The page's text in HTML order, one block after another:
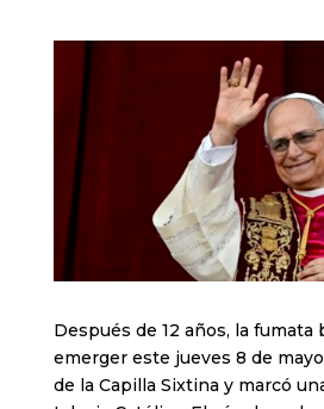
Después de 12 años, la fumata
emerger este jueves 8 de
de la Capilla Sixtina y marcó